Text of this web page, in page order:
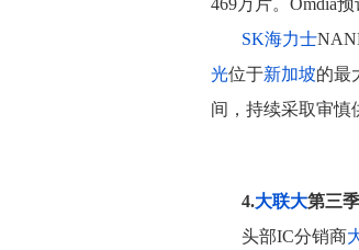
469万片。Omdia
SK海力士
光位于新加坡的最
间，持续采取审慎
4.大联大第三
头部IC分销商